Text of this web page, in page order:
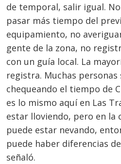
de temporal, salir igual.
pasar más tiempo del
equipamiento, no
gente de la zona, no
con un guía local. La
registra. Muchas personas
chequeando el tiempo de
es lo mismo aquí en Las
estar lloviendo, pero en la
puede estar nevando,
puede haber diferencias
señaló.
Navegación
de
entradas